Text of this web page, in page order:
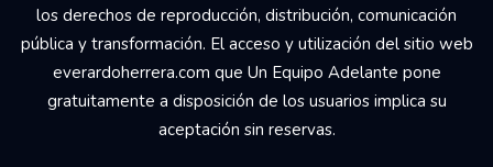
los derechos de reproducción, distribución, comunicación
pública y transformación. El acceso y utilización del sitio web
everardoherrera.com que Un Equipo Adelante pone
gratuitamente a disposición de los usuarios implica su
aceptación sin reservas.